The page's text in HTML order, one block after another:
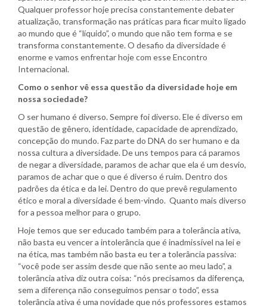
Qualquer professor hoje precisa constantemente debater
atualização, transformação nas práticas para ficar muito ligado
ao mundo que é “líquido”, o mundo que não tem forma e se
transforma constantemente. O desafio da diversidade é
enorme e vamos enfrentar hoje com esse Encontro
Internacional.
Como o senhor vê essa questão da diversidade hoje em
nossa sociedade?
O ser humano é diverso. Sempre foi diverso. Ele é diverso em
questão de gênero, identidade, capacidade de aprendizado,
concepção do mundo. Faz parte do DNA do ser humano e da
nossa cultura a diversidade. De uns tempos para cá paramos
de negar a diversidade, paramos de achar que ela é um desvio,
paramos de achar que o que é diverso é ruim. Dentro dos
padrões da ética e da lei. Dentro do que prevê regulamento
ético e moral a diversidade é bem-vindo. Quanto mais diverso
for a pessoa melhor para o grupo.
Hoje temos que ser educado também para a tolerância ativa,
não basta eu vencer a intolerância que é inadmissível na lei e
na ética, mas também não basta eu ter a tolerância passiva:
“você pode ser assim desde que não sente ao meu lado”, a
tolerância ativa diz outra coisa: “nós precisamos da diferença,
sem a diferença não conseguimos pensar o todo”, essa
tolerância ativa é uma novidade que nós professores estamos